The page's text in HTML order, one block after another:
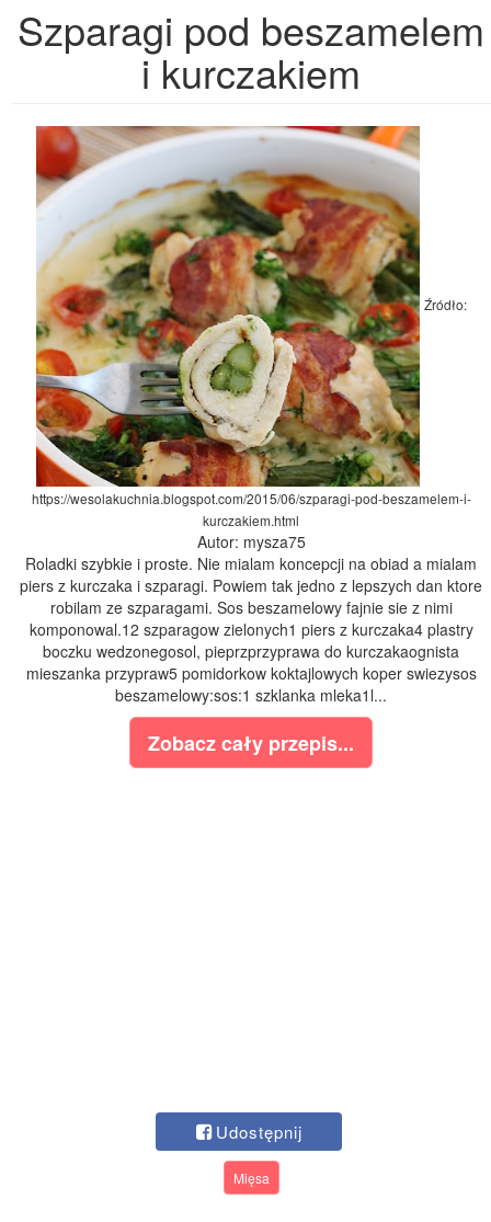
Szparagi pod beszamelem
i kurczakiem
Źródło:
https://wesolakuchnia.blogspot.com/2015/06/szparagi-pod-beszamelem-i-
kurczakiem.html
Autor: mysza75
Roladki szybkie i proste. Nie mialam koncepcji na obiad a mialam
piers z kurczaka i szparagi. Powiem tak jedno z lepszych dan ktore
robilam ze szparagami. Sos beszamelowy fajnie sie z nimi
komponowal.12 szparagow zielonych1 piers z kurczaka4 plastry
boczku wedzonegosol, pieprzprzyprawa do kurczakaognista
mieszanka przypraw5 pomidorkow koktajlowych koper swiezysos
beszamelowy:sos:1 szklanka mleka1l...
Zobacz cały przepis...
Udostępnij
Mięsa